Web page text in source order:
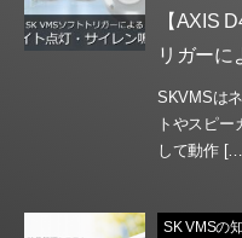
【AXIS
リガーに
SKVMSは
トやスピ
して動作
SK VMSの